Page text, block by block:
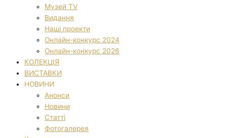
Музей TV
Видання
Наші проекти
Онлайн-конкурс 2024
Онлайн-конкурс 2026
КОЛЕКЦІЯ
ВИСТАВКИ
НОВИНИ
Анонси
Новини
Статті
Фотогалерея